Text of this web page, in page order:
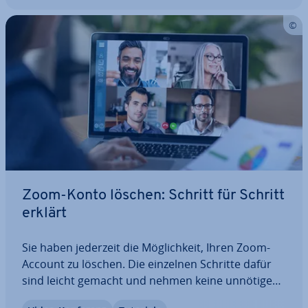
Zoom-Konto löschen: Schritt für Schritt
erklärt
Sie haben jederzeit die Mög­lich­keit, Ihren Zoom-
Account zu löschen. Die einzelnen Schritte dafür
sind leicht gemacht und nehmen keine unnötige